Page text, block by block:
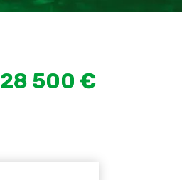
28 500 €